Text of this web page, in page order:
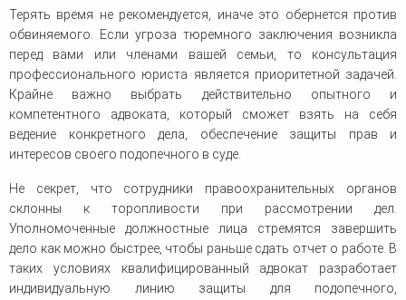
Терять время не рекомендуется, иначе это обернется против
обвиняемого. Если угроза тюремного заключения возникла
перед вами или членами вашей семьи, то консультация
профессионального юриста является приоритетной задачей.
Крайне важно выбрать действительно опытного и
компетентного адвоката, который сможет взять на себя
ведение конкретного дела, обеспечение защиты прав и
интересов своего подопечного в суде.
Не секрет, что сотрудники правоохранительных органов
склонны к торопливости при рассмотрении дел.
Уполномоченные должностные лица стремятся завершить
дело как можно быстрее, чтобы раньше сдать отчет о работе. В
таких условиях квалифицированный адвокат разработает
индивидуальную линию защиты для подопечного,